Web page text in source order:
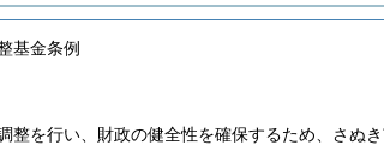
基金条例
整を行い、財政の健全性を確保するため、さぬ